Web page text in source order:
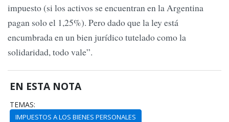
impuesto (si los activos se encuentran en la Argentina
pagan solo el 1,25%). Pero dado que la ley está
encumbrada en un bien jurídico tutelado como la
solidaridad, todo vale”.
EN ESTA NOTA
TEMAS:
IMPUESTOS A LOS BIENES PERSONALES